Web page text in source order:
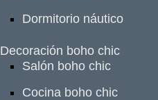
Dormitorio náutico
Decoración boho chic
Salón boho chic
Cocina boho chic